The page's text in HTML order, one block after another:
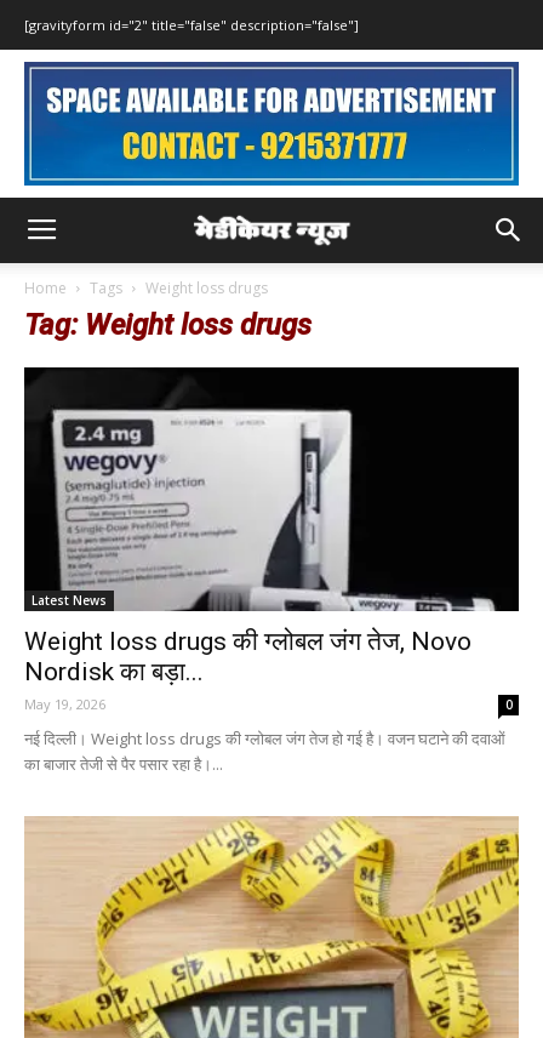
[gravityform id="2" title="false" description="false"]
Home Tags Weight loss drugs
Tag: Weight loss drugs
Latest News
Weight loss drugs की ग्लोबल जंग तेज, Novo
Nordisk का बड़ा...
May 19, 2026 0
नई दिल्ली। Weight loss drugs की ग्लोबल जंग तेज हो गई है। वजन घटाने की दवाओं
का बाजार तेजी से पैर पसार रहा है।...